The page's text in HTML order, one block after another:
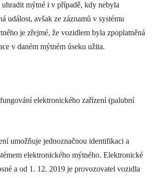
mýtné i v případě, kdy nebyla
událost, avšak ze záznamů v systému
je zřejmé, že vozidlem byla zpoplatněná
v daném mýtném úseku užita.
elektronického zařízení (palubní
umožňuje jednoznačnou identifikaci a
elektronického mýtného. Elektronické
a od 1. 12. 2019 je provozovatel vozidla